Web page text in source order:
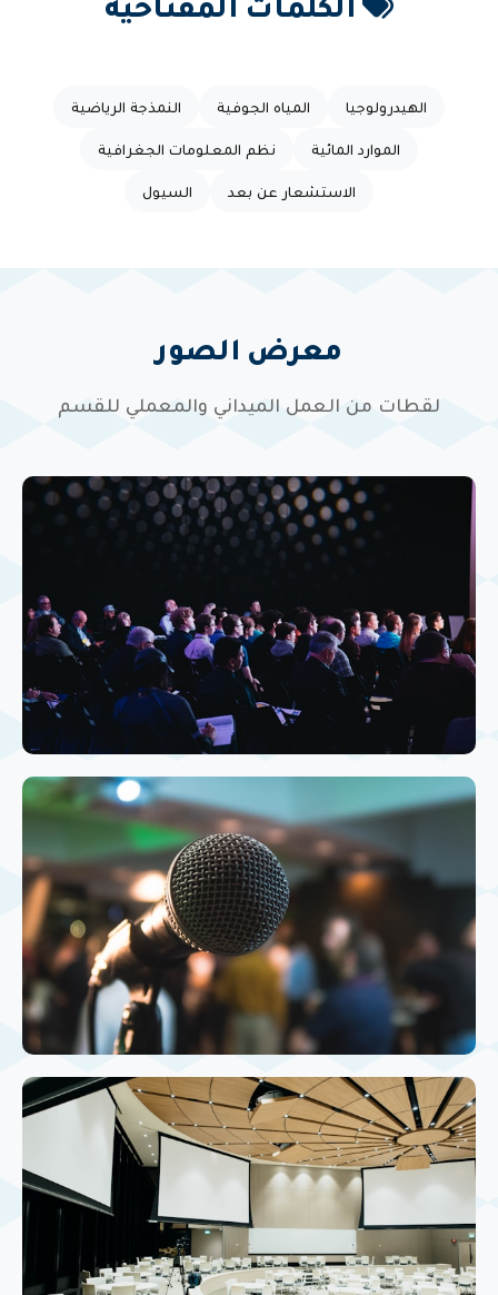
الهيدرولوجيا المياه الجوفية النمذجة الرياضية
الموارد المائية نظم المعلومات الجغرافية
الاستشعار عن بعد السيول
معرض الصور
لقطات من العمل الميداني والمعملي للقسم